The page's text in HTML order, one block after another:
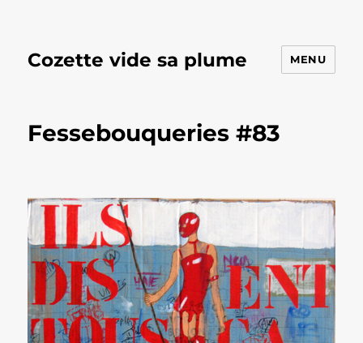
Cozette vide sa plume MENU
Fessebouqueries #83